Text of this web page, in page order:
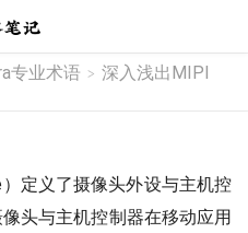
专业术语 > 深入浅出MIPI
定义了摄像头外设与主机控
头与主机控制器在移动应用